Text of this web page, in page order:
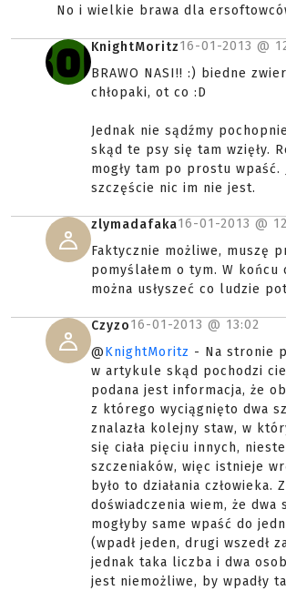
No i wielkie brawa dla
KnightMoritz16-01-2013 @
BRAWO NASI!! :) biedne
chłopaki, ot co :D
Jednak nie sądźmy
skąd te psy się tam wzięły.
mogły tam po prostu wpaść.
szczęście nic im nie jest.
zlymadafaka16-01-2013 @
Faktycznie możliwe, muszę
pomyślałem o tym. W końcu
można usłyszeć co ludzie
Czyzo16-01-2013 @ 13:02
@KnightMoritz - Na stronie
w artykule skąd pochodzi
podana jest informacja, że
z którego wyciągnięto dwa
znalazła kolejny staw, w
się ciała pięciu innych,
szczeniaków, więc istnieje
było to działania człowieka.
doświadczenia wiem, że dwa
mogłyby same wpaść do
(wpadł jeden, drugi wszedł
jednak taka liczba i dwa
jest niemożliwe, by wpadły